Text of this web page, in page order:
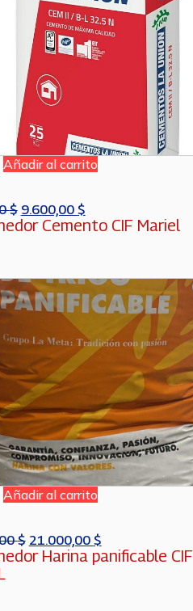
Añadir al carrito
$ 9.600,00 $
Cemento CIF Mariel
Añadir al carrito
$ 21.000,00 $
Harina panificable CIF